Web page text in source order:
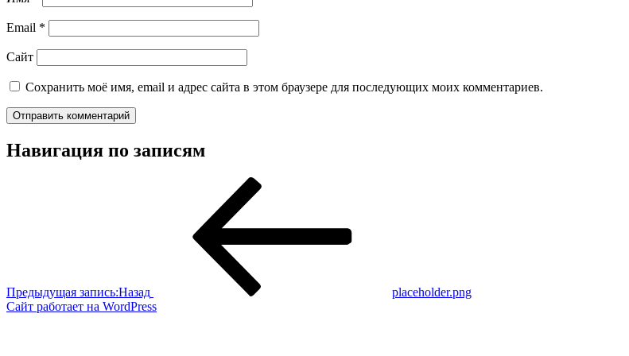
Email *
Сайт
Сохранить моё имя, email и адрес сайта в этом браузере для последующих моих комментариев.
Навигация по записям
Предыдущая запись:Назад
placeholder.png
Сайт работает на WordPress